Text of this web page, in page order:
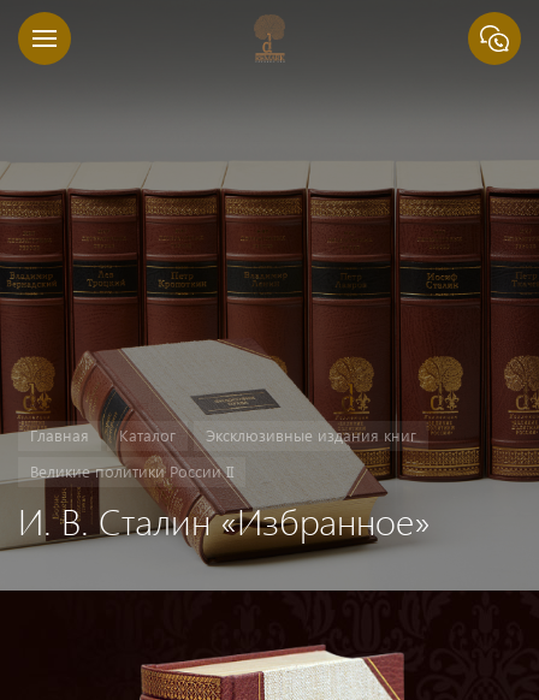
Главная Каталог
Эксклюзивные издания книг
Великие политики России II
И. В. Сталин «Избранное»